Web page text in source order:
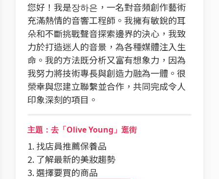
您好！我是장하은，一名對音頻創作藝術
充滿熱情的音響工程師。我擁有敏銳的耳
朵和不斷挑戰聲音探索邊界的決心，我致
力於打造迷人的音景，為各種媒體注入生
命。我的方法既分析又富有想象力，因為
我努力將技術專長與創造力融為一體。很
榮幸與您建立聯繫並合作，共同完成令人
印象深刻的項目。
主題：去「Olive Young」逛街
1. 找店員推薦保養品
2. 了解最新的美妝趨勢
3. 選擇要買的商品